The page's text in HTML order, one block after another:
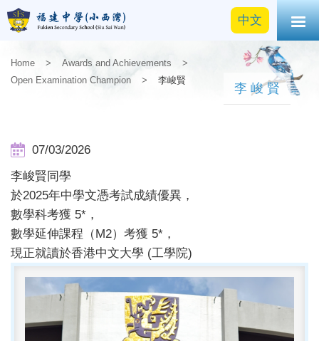
中文
Home > Awards and Achievements
>
Open Examination Champion
> 李峻賢
李峻賢
07/03/2026
李峻賢同學
於2025年中學文憑考試成績優異，
數學科考獲 5*，
數學延伸課程（M2）考獲 5*，
現正就讀於香港中文大學 (工學院)